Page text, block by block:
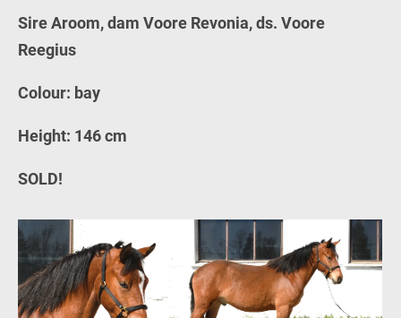
Sire Aroom, dam Voore Revonia, ds. Voore
Reegius
Colour: bay
Height: 146 cm
SOLD!